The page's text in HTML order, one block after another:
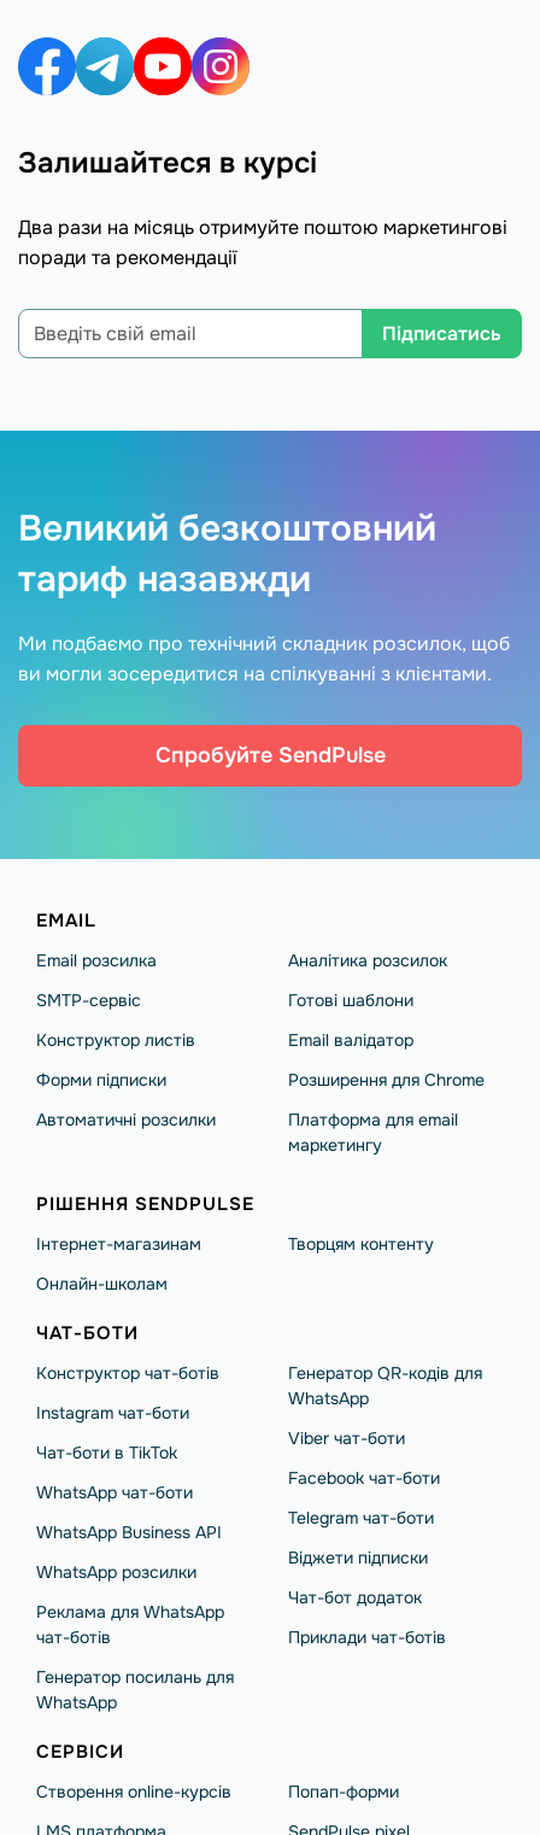
Залишайтеся в курсі
Два рази на місяць отримуйте поштою маркетингові
поради та рекомендації
Підписатись
Великий безкоштовний
тариф назавжди
Ми подбаємо про технічний складник розсилок, щоб
ви могли зосередитися на спілкуванні з клієнтами.
Спробуйте SendPulse
EMAIL
Email розсилка
SMTP-сервіс
Конструктор листів
Форми підписки
Автоматичні розсилки
Аналітика розсилок
Готові шаблони
Email валідатор
Розширення для Chrome
Платформа для email
маркетингу
РІШЕННЯ SENDPULSE
Інтернет-магазинам
Онлайн-школам
Творцям контенту
ЧАТ-БОТИ
Конструктор чат-ботів
Instagram чат-боти
Чат-боти в TikTok
WhatsApp чат-боти
WhatsApp Business API
WhatsApp розсилки
Реклама для WhatsApp
чат-ботів
Генератор посилань для
WhatsApp
Генератор QR-кодів для
WhatsApp
Viber чат-боти
Facebook чат-боти
Telegram чат-боти
Віджети підписки
Чат-бот додаток
Приклади чат-ботів
СЕРВІСИ
Створення online-курсів
Попап-форми